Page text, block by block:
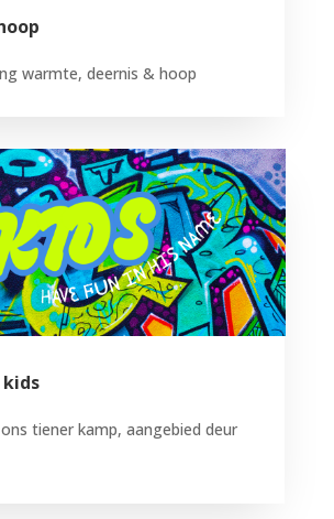
warmte, deernis & hoop
tiener kamp, aangebied deur